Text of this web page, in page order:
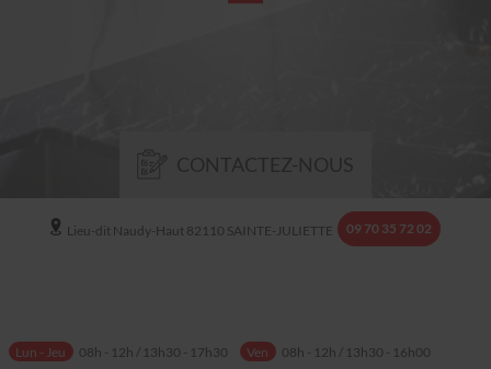
Lieu-dit Naudy-Haut 82110 SAINTE-JULIETTE 09 70 35 72 02
Lun - Jeu 08h - 12h / 13h30 - 17h30 Ven
08h - 12h / 13h30 - 16h00
CONTACTEZ-NOUS